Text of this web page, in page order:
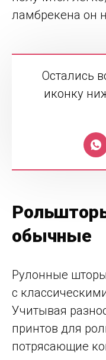
ламбрекена он
Остались
иконку
обычные
Рулонные
с
Учитывая
принтов для
потрясающие